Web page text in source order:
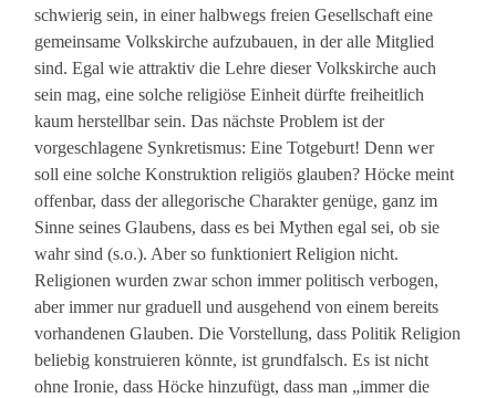
schwierig sein, in einer halbwegs freien Gesellschaft eine
gemeinsame Volkskirche aufzubauen, in der alle Mitglied
sind. Egal wie attraktiv die Lehre dieser Volkskirche auch
sein mag, eine solche religiöse Einheit dürfte freiheitlich
kaum herstellbar sein. Das nächste Problem ist der
vorgeschlagene Synkretismus: Eine Totgeburt! Denn wer
soll eine solche Konstruktion religiös glauben? Höcke meint
offenbar, dass der allegorische Charakter genüge, ganz im
Sinne seines Glaubens, dass es bei Mythen egal sei, ob sie
wahr sind (s.o.). Aber so funktioniert Religion nicht.
Religionen wurden zwar schon immer politisch verbogen,
aber immer nur graduell und ausgehend von einem bereits
vorhandenen Glauben. Die Vorstellung, dass Politik Religion
beliebig konstruieren könnte, ist grundfalsch. Es ist nicht
ohne Ironie, dass Höcke hinzufügt, dass man „immer die